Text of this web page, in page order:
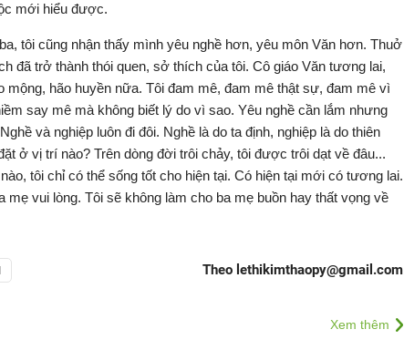
mới hiểu được.
tôi cũng nhận thấy mình yêu nghề hơn, yêu môn Văn hơn. Thuở
đã trở thành thói quen, sở thích của tôi. Cô giáo Văn tương lai,
hão huyền nữa. Tôi đam mê, đam mê thật sự, đam mê vì
say mê mà không biết lý do vì sao. Yêu nghề cần lắm nhưng
và nghiệp luôn đi đôi. Nghề là do ta định, nghiệp là do thiên
ở vị trí nào? Trên dòng đời trôi chảy, tôi được trôi dạt về đâu...
tôi chỉ có thể sống tốt cho hiện tại. Có hiện tại mới có tương lai.
vui lòng. Tôi sẽ không làm cho ba mẹ buồn hay thất vọng về
Theo lethikimthaopy@gmail.com
Xem thêm